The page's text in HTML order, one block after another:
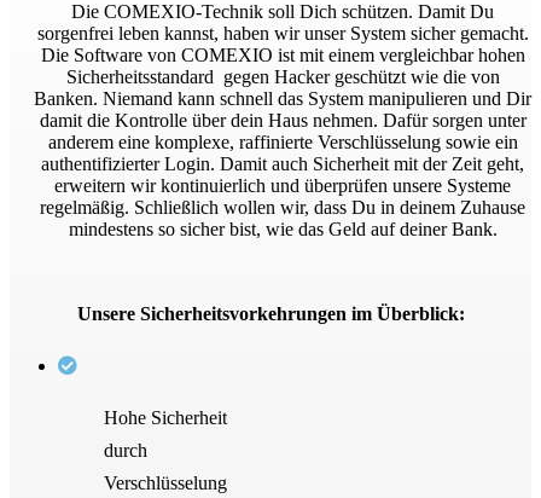
Die COMEXIO-Technik soll Dich schützen. Damit Du
sorgenfrei leben kannst, haben wir unser System sicher gemacht.
Die Software von COMEXIO ist mit einem vergleichbar hohen
Sicherheitsstandard gegen Hacker geschützt wie die von
Banken. Niemand kann schnell das System manipulieren und Dir
damit die Kontrolle über dein Haus nehmen. Dafür sorgen unter
anderem eine komplexe, raffinierte Verschlüsselung sowie ein
authentifizierter Login. Damit auch Sicherheit mit der Zeit geht,
erweitern wir kontinuierlich und überprüfen unsere Systeme
regelmäßig. Schließlich wollen wir, dass Du in deinem Zuhause
mindestens so sicher bist, wie das Geld auf deiner Bank.
Unsere Sicherheitsvorkehrungen im Überblick:
Hohe Sicherheit
durch
Verschlüsselung